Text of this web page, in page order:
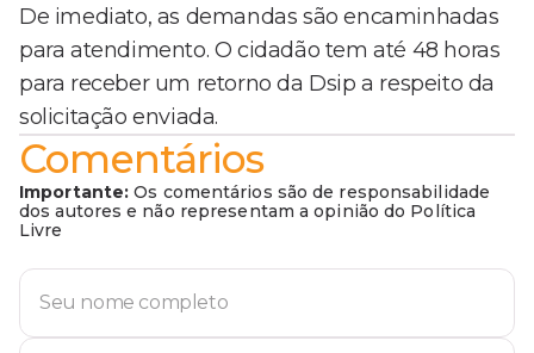
De imediato, as demandas são encaminhadas
para atendimento. O cidadão tem até 48 horas
para receber um retorno da Dsip a respeito da
solicitação enviada.
Comentários
Importante: Os comentários são de responsabilidade
dos autores e não representam a opinião do Política
Livre